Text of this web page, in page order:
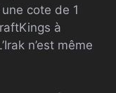
cote de 1
à
n’est même